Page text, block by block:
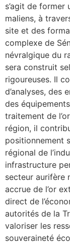
s’agit de former
maliens, à
site et des
complexe de
névralgique du
sera construit
rigoureuses. Il
d’analyses, des
des
traitement de
région, il
positionnement
régional de
infrastructure
secteur aurifère
accrue de l’or
direct de
autorités de la
valoriser les
souveraineté